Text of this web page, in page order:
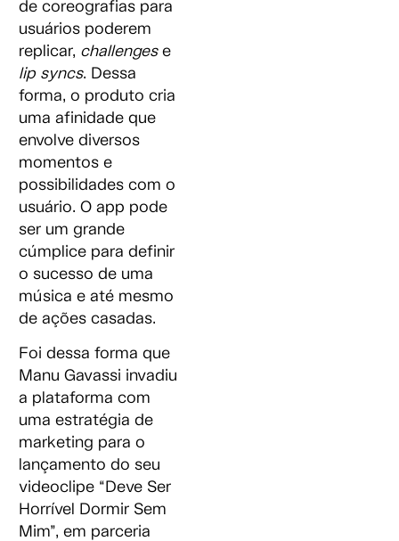
de coreografias para
usuários poderem
replicar, challengese
lip syncs. Dessa
forma, o produto cria
uma afinidade que
envolve diversos
momentos e
possibilidades com o
usuário. O app pode
ser um grande
cúmplice para definir
o sucesso de uma
música e até mesmo
de ações casadas.
Foi dessa forma que
Manu Gavassi invadiu
a plataforma com
uma estratégia de
marketing para o
lançamento do seu
videoclipe “Deve Ser
Horrível Dormir Sem
Mim”, em parceria